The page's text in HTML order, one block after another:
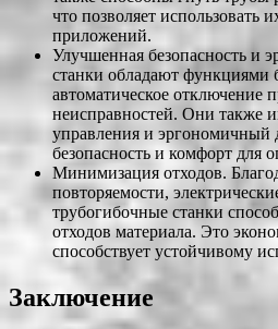
что позволяет использовать
приложений.
Улучшенная безопасность и
станки обладают функциями
автоматическое отключение
неисправностей. Они также
управления и эргономичный
безопасность и комфорт для
Минимизация отходов.
повторяемости,
трубогибочные станки
отходов материала. Это
способствует устойчивому
Заключение